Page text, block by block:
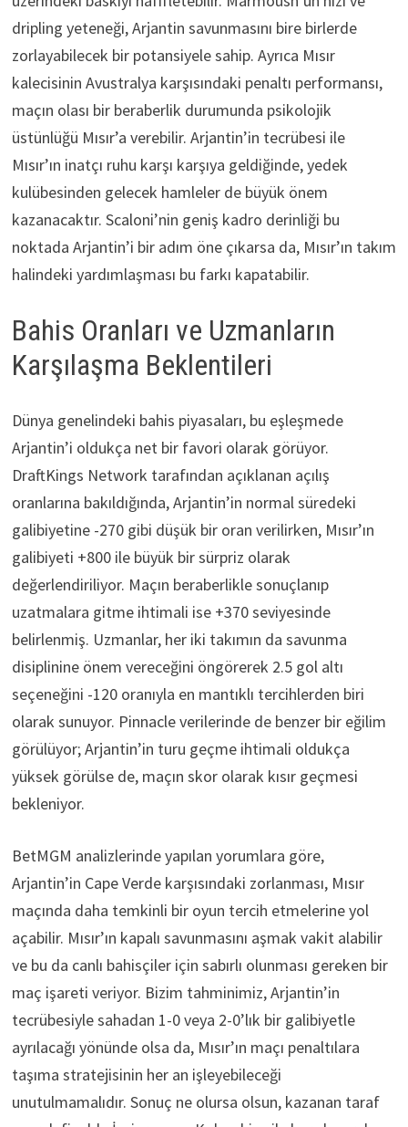
dripling yeteneği, Arjantin savunmasını bire birlerde
zorlayabilecek bir potansiyele sahip. Ayrıca Mısır
kalecisinin Avustralya karşısındaki penaltı performansı,
maçın olası bir beraberlik durumunda psikolojik
üstünlüğü Mısır’a verebilir. Arjantin’in tecrübesi ile
Mısır’ın inatçı ruhu karşı karşıya geldiğinde, yedek
kulübesinden gelecek hamleler de büyük önem
kazanacaktır. Scaloni’nin geniş kadro derinliği bu
noktada Arjantin’i bir adım öne çıkarsa da, Mısır’ın takım
halindeki yardımlaşması bu farkı kapatabilir.
Bahis Oranları ve Uzmanların
Karşılaşma Beklentileri
Dünya genelindeki bahis piyasaları, bu eşleşmede
Arjantin’i oldukça net bir favori olarak görüyor.
DraftKings Network tarafından açıklanan açılış
oranlarına bakıldığında, Arjantin’in normal süredeki
galibiyetine -270 gibi düşük bir oran verilirken, Mısır’ın
galibiyeti +800 ile büyük bir sürpriz olarak
değerlendiriliyor. Maçın beraberlikle sonuçlanıp
uzatmalara gitme ihtimali ise +370 seviyesinde
belirlenmiş. Uzmanlar, her iki takımın da savunma
disiplinine önem vereceğini öngörerek 2.5 gol altı
seçeneğini -120 oranıyla en mantıklı tercihlerden biri
olarak sunuyor. Pinnacle verilerinde de benzer bir eğilim
görülüyor; Arjantin’in turu geçme ihtimali oldukça
yüksek görülse de, maçın skor olarak kısır geçmesi
bekleniyor.
BetMGM analizlerinde yapılan yorumlara göre,
Arjantin’in Cape Verde karşısındaki zorlanması, Mısır
maçında daha temkinli bir oyun tercih etmelerine yol
açabilir. Mısır’ın kapalı savunmasını aşmak vakit alabilir
ve bu da canlı bahisçiler için sabırlı olunması gereken bir
maç işareti veriyor. Bizim tahminimiz, Arjantin’in
tecrübesiyle sahadan 1-0 veya 2-0’lık bir galibiyetle
ayrılacağı yönünde olsa da, Mısır’ın maçı penaltılara
taşıma stratejisinin her an işleyebileceği
unutulmamalıdır. Sonuç ne olursa olsun, kazanan taraf